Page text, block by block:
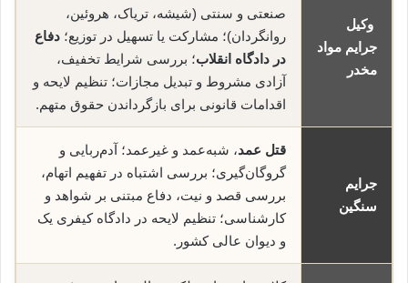
وکیل
جرایم مواد
مخدر
صنعتی و سنتی (شیشه، تریاک، هروئین،
روانگردان)؛ مشارکت یا تسهیل در توزیع؛ دفاع
در دادگاه انقلاب؛ بررسی شرایط تخفیف،
آزادی مشروط و تبدیل مجازات؛ تنظیم لایحه و
اقدامات قانونی برای بازگرداندن حقوق متهم.
جرایم
سنگین
قتل عمد، شبه‌عمد و غیرعمد؛ آدم‌ربایی و
گروگان‌گیری؛ بررسی اشتباه در تفهیم اتهام،
بررسی قصد و نیت، دفاع مبتنی بر شواهد و
کارشناسی؛ تنظیم لایحه در دادگاه کیفری یک
و دیوان عالی کشور.